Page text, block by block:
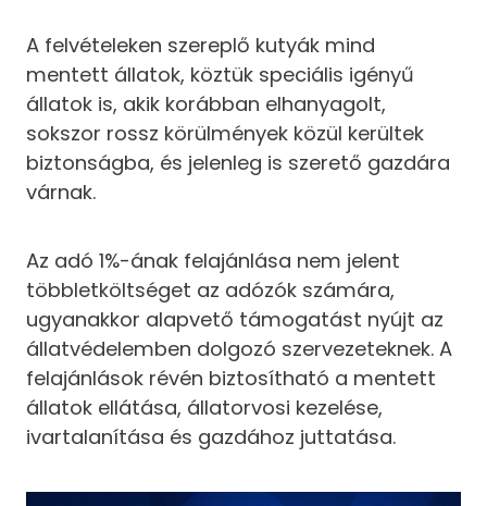
A felvételeken szereplő kutyák mind
mentett állatok, köztük speciális igényű
állatok is, akik korábban elhanyagolt,
sokszor rossz körülmények közül kerültek
biztonságba, és jelenleg is szerető gazdára
várnak.
Az adó 1%-ának felajánlása nem jelent
többletköltséget az adózók számára,
ugyanakkor alapvető támogatást nyújt az
állatvédelemben dolgozó szervezeteknek. A
felajánlások révén biztosítható a mentett
állatok ellátása, állatorvosi kezelése,
ivartalanítása és gazdához juttatása.